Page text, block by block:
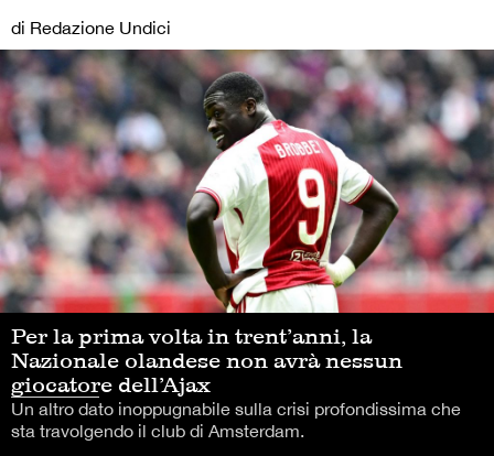
di Redazione Undici
Per la prima volta in trent’anni, la
Nazionale olandese non avrà nessun
giocatore dell’Ajax
Un altro dato inoppugnabile sulla crisi profondissima che
sta travolgendo il club di Amsterdam.